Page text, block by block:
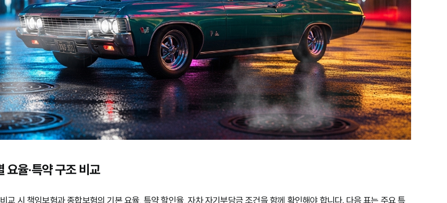
요율·특약 구조 비교
교 시 책임보험과 종합보험의 기본 요율, 특약 할인율, 자차 자기부담금 조건을 함께 확인해야 합니다. 다음 표는 주요 특